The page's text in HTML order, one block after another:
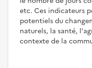
etc. Ces indicateurs
potentiels du
naturels, la santé,
contexte de la